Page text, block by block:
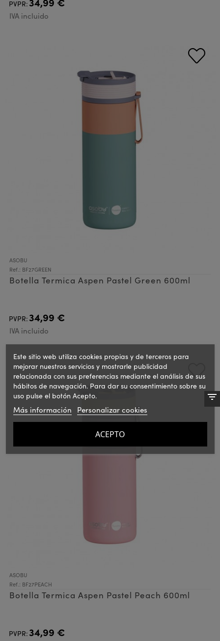
PVPR:
IVA incluido
ASOBU
Ref.: BF27GREEN
Botella Termica Aspen Pastel Green 600ml
PVPR:34,99 €
IVA incluido
ASOBU
Ref.: BF27PEACH
Botella Termica Aspen Pastel Peach 600ml
PVPR:34,99 €
Este sitio web utiliza cookies propias y de terceros para
mejorar nuestros servicios y mostrarle publicidad
relacionada con sus preferencias mediante el análisis de sus
hábitos de navegación. Para dar su consentimiento sobre su
uso pulse el botón Acepto.
Más información Personalizar cookies
ACEPTO